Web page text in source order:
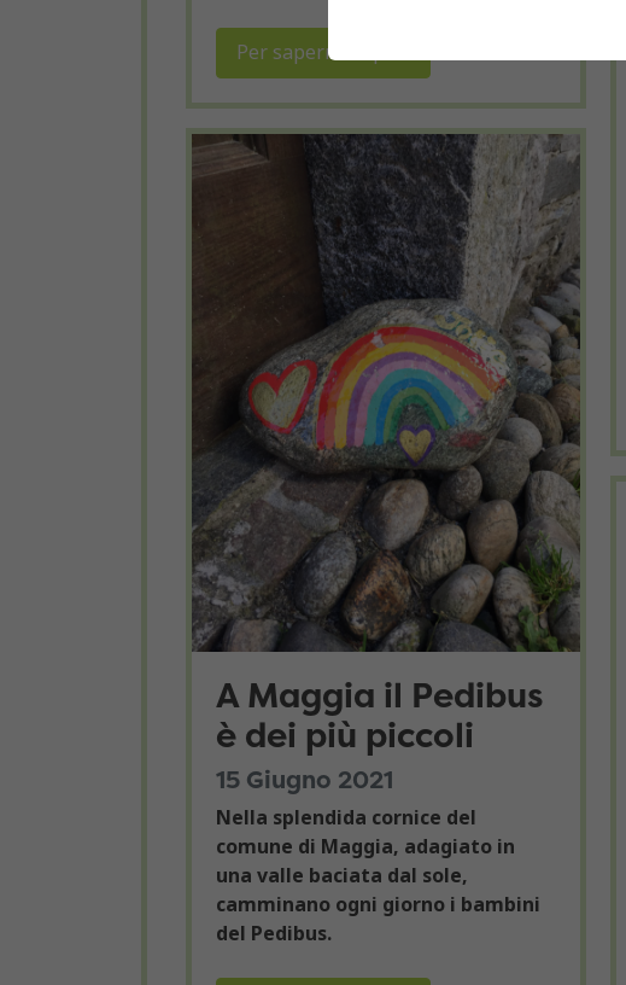
Per saperne di più !
A Maggia il Pedibus
è dei più piccoli
15 Giugno 2021
Nella splendida cornice del
comune di Maggia, adagiato in
una valle baciata dal sole,
camminano ogni giorno i bambini
del Pedibus.